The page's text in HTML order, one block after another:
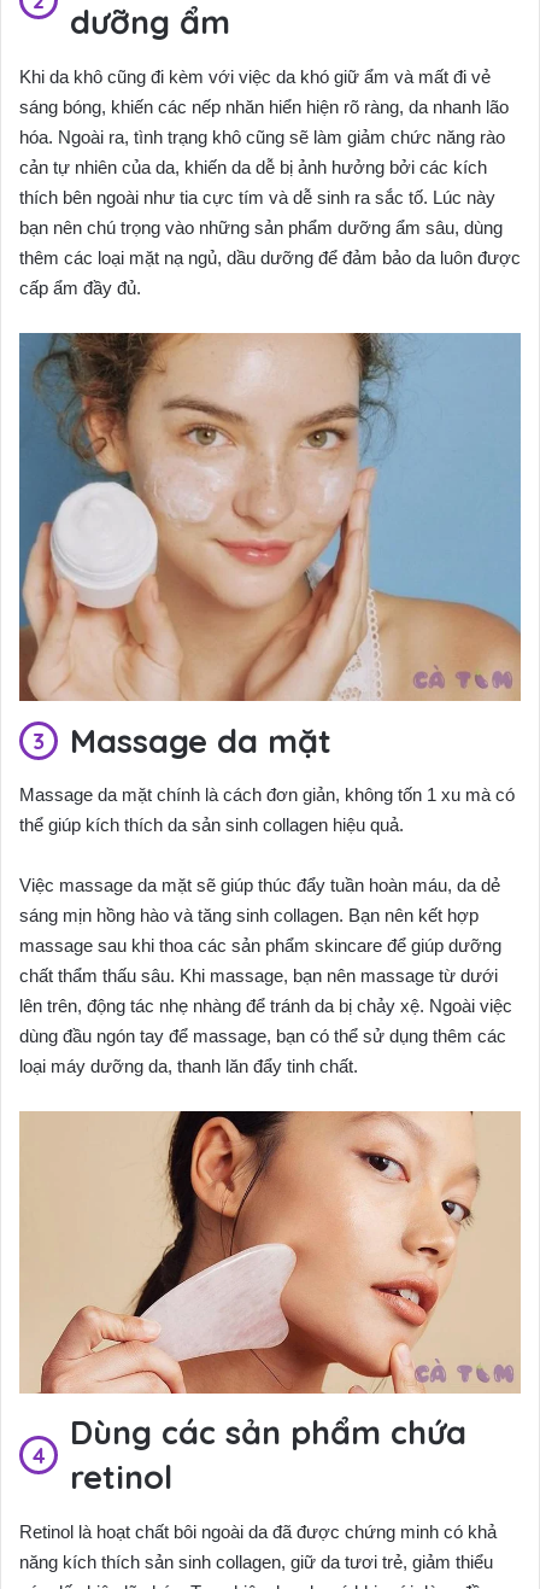
dưỡng ẩm
Khi da khô cũng đi kèm với việc da khó giữ ẩm và mất đi vẻ
sáng bóng, khiến các nếp nhăn hiển hiện rõ ràng, da nhanh lão
hóa. Ngoài ra, tình trạng khô cũng sẽ làm giảm chức năng rào
cản tự nhiên của da, khiến da dễ bị ảnh hưởng bởi các kích
thích bên ngoài như tia cực tím và dễ sinh ra sắc tố. Lúc này
bạn nên chú trọng vào những sản phẩm dưỡng ẩm sâu, dùng
thêm các loại mặt nạ ngủ, dầu dưỡng để đảm bảo da luôn được
cấp ẩm đầy đủ.
Massage da mặt
Massage da mặt chính là cách đơn giản, không tốn 1 xu mà có
thể giúp kích thích da sản sinh collagen hiệu quả.
Việc massage da mặt sẽ giúp thúc đẩy tuần hoàn máu, da dẻ
sáng mịn hồng hào và tăng sinh collagen. Bạn nên kết hợp
massage sau khi thoa các sản phẩm skincare để giúp dưỡng
chất thẩm thấu sâu. Khi massage, bạn nên massage từ dưới
lên trên, động tác nhẹ nhàng để tránh da bị chảy xệ. Ngoài việc
dùng đầu ngón tay để massage, bạn có thể sử dụng thêm các
loại máy dưỡng da, thanh lăn đẩy tinh chất.
Dùng các sản phẩm chứa
retinol
Retinol là hoạt chất bôi ngoài da đã được chứng minh có khả
năng kích thích sản sinh collagen, giữ da tươi trẻ, giảm thiểu